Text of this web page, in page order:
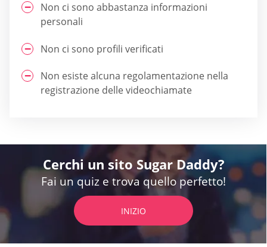
Non ci sono abbastanza informazioni
personali
Non ci sono profili verificati
Non esiste alcuna regolamentazione nella
registrazione delle videochiamate
Cerchi un sito Sugar Daddy?
Fai un quiz e trova quello perfetto!
INIZIO